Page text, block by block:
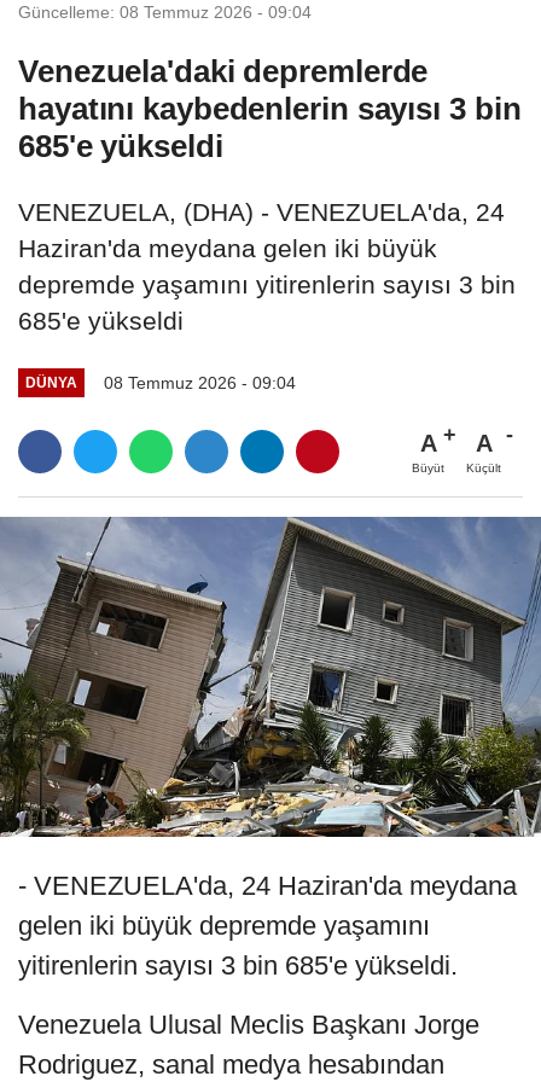
Güncelleme: 08 Temmuz 2026 - 09:04
Venezuela'daki depremlerde
hayatını kaybedenlerin sayısı 3 bin
685'e yükseldi
VENEZUELA, (DHA) - VENEZUELA'da, 24
Haziran'da meydana gelen iki büyük
depremde yaşamını yitirenlerin sayısı 3 bin
685'e yükseldi
DÜNYA 08 Temmuz 2026 - 09:04
A
Büyüt
A
Küçült
- VENEZUELA'da, 24 Haziran'da meydana
gelen iki büyük depremde yaşamını
yitirenlerin sayısı 3 bin 685'e yükseldi.
Venezuela Ulusal Meclis Başkanı Jorge
Rodriguez, sanal medya hesabından